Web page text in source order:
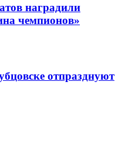
наградили
чемпионов»
отпразднуют